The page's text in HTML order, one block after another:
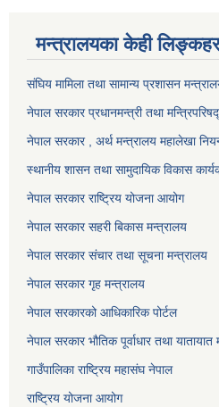
मन्त्रालयका केही
संघिय मामिला तथा सामान्य प्रशासन
नेपाल सरकार प्रधानमन्त्री तथा
नेपाल सरकार , अर्थ मन्त्रालय महालेखा
स्थानीय शासन तथा सामुदायिक विकास
नेपाल सरकार राष्ट्रिय योजना आयोग
नेपाल सरकार सहरी बिकास मन्त्रालय
नेपाल सरकार संचार तथा सूचना मन्त्रालय
नेपाल सरकार गृह मन्त्रालय
नेपाल सरकारको आधिकारिक पोर्टल
नेपाल सरकार भौतिक पूर्वाधार तथा यातायात
गाउँपालिका राष्ट्रिय महासंघ नेपाल
राष्ट्रिय योजना आयोग